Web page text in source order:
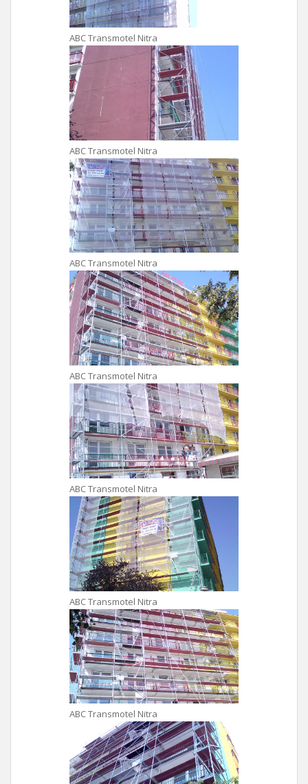
ABC Transmotel Nitra
ABC Transmotel Nitra
ABC Transmotel Nitra
ABC Transmotel Nitra
ABC Transmotel Nitra
ABC Transmotel Nitra
ABC Transmotel Nitra